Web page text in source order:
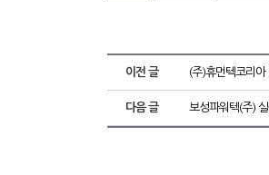
이전 글 (주)휴먼텍코리
다음 글 보성파워텍(주)